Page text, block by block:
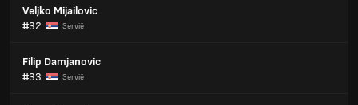
Veljko Mijailovic
#32
Servië
Filip Damjanovic
#33
Servië